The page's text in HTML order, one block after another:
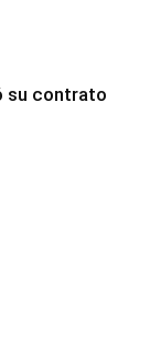
su contrato